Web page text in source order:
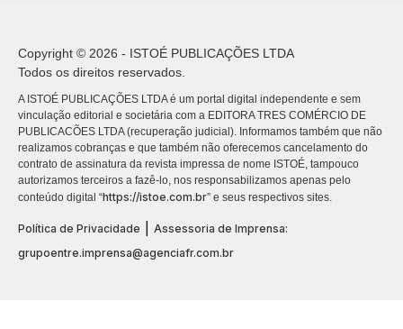
Copyright © 2026 - ISTOÉ PUBLICAÇÕES LTDA
Todos os direitos reservados.
A ISTOÉ PUBLICAÇÕES LTDA é um portal digital independente e sem
vinculação editorial e societária com a EDITORA TRES COMÉRCIO DE
PUBLICACÕES LTDA (recuperação judicial). Informamos também que não
realizamos cobranças e que também não oferecemos cancelamento do
contrato de assinatura da revista impressa de nome ISTOÉ, tampouco
autorizamos terceiros a fazê-lo, nos responsabilizamos apenas pelo
conteúdo digital “https://istoe.com.br” e seus respectivos sites.
Política de Privacidade
Assessoria de Imprensa:
grupoentre.imprensa@agenciafr.com.br